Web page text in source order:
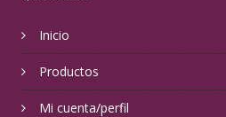
Inicio
Productos
Mi cuenta/perfil